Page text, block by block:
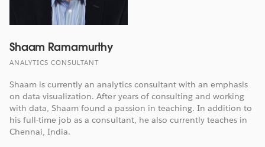
Shaam Ramamurthy
ANALYTICS CONSULTANT
Shaam is currently an analytics consultant with an emphasis
on data visualization. After years of consulting and working
with data, Shaam found a passion in teaching. In addition to
his full-time job as a consultant, he also currently teaches in
Chennai, India.